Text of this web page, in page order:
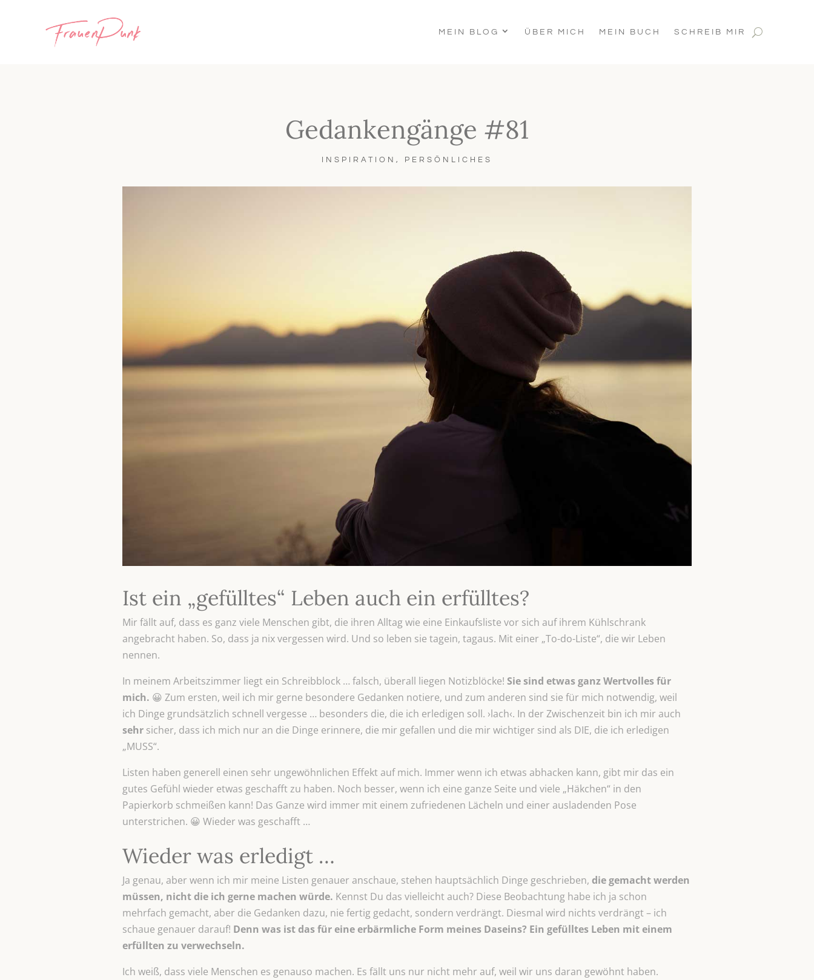
MEIN BLOG ÜBER MICH MEIN BUCH SCHREIB MIR
Gedankengänge #81
INSPIRATION , PERSÖNLICHES
Ist ein „gefülltes“ Leben auch ein erfülltes?
Mir fällt auf, dass es ganz viele Menschen gibt, die ihren Alltag wie eine Einkaufsliste vor sich auf ihrem Kühlschrank
angebracht haben. So, dass ja nix vergessen wird. Und so leben sie tagein, tagaus. Mit einer „To-do-Liste“, die wir Leben
nennen.
In meinem Arbeitszimmer liegt ein Schreibblock … falsch, überall liegen Notizblöcke! Sie sind etwas ganz Wertvolles für
mich. 😀 Zum ersten, weil ich mir gerne besondere Gedanken notiere, und zum anderen sind sie für mich notwendig, weil
ich Dinge grundsätzlich schnell vergesse … besonders die, die ich erledigen soll. ›lach‹. In der Zwischenzeit bin ich mir auch
sehrsicher, dass ich mich nur an die Dinge erinnere, die mir gefallen und die mir wichtiger sind als DIE, die ich erledigen
„MUSS“.
Listen haben generell einen sehr ungewöhnlichen Effekt auf mich. Immer wenn ich etwas abhacken kann, gibt mir das ein
gutes Gefühl wieder etwas geschafft zu haben. Noch besser, wenn ich eine ganze Seite und viele „Häkchen“ in den
Papierkorb schmeißen kann! Das Ganze wird immer mit einem zufriedenen Lächeln und einer ausladenden Pose
unterstrichen. 😀 Wieder was geschafft …
Wieder was erledigt …
Ja genau, aber wenn ich mir meine Listen genauer anschaue, stehen hauptsächlich Dinge geschrieben, die gemacht werden
müssen, nicht die ich gerne machen würde. Kennst Du das vielleicht auch? Diese Beobachtung habe ich ja schon
mehrfach gemacht, aber die Gedanken dazu, nie fertig gedacht, sondern verdrängt. Diesmal wird nichts verdrängt – ich
schaue genauer darauf! Denn was ist das für eine erbärmliche Form meines Daseins? Ein gefülltes Leben mit einem
erfüllten zu verwechseln.
Ich weiß, dass viele Menschen es genauso machen. Es fällt uns nur nicht mehr auf, weil wir uns daran gewöhnt haben.